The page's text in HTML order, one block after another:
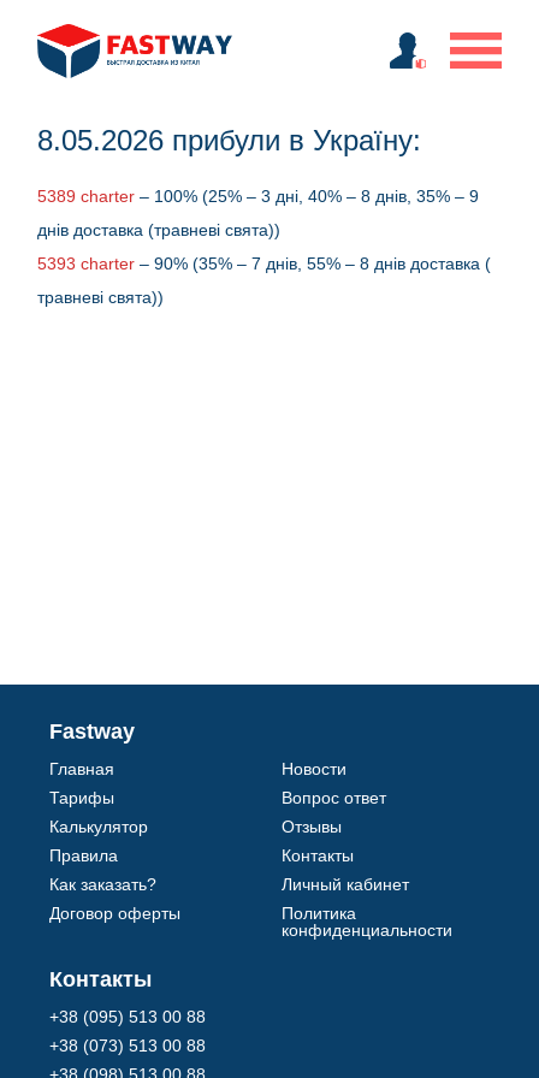
8.05.2026 прибули в Україну:
5389 charter – 100% (25% – 3 дні, 40% – 8 днів, 35% – 9
днів доставка (травневі свята))
5393 charter – 90% (35% – 7 днів, 55% – 8 днів доставка (
травневі свята))
Fastway
Главная
Тарифы
Калькулятор
Правила
Как заказать?
Договор оферты
Новости
Вопрос ответ
Отзывы
Контакты
Личный кабинет
Политика
конфиденциальности
Контакты
+38 (095) 513 00 88
+38 (073) 513 00 88